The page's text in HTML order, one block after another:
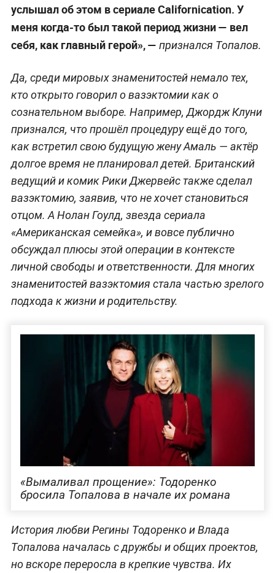
услышал об этом в сериале Californication. У
меня когда-то был такой период жизни — вел
себя, как главный герой», — признался Топалов.
Да, среди мировых знаменитостей немало тех,
кто открыто говорил о вазэктомии как о
сознательном выборе. Например, Джордж Клуни
признался, что прошёл процедуру ещё до того,
как встретил свою будущую жену Амаль — актёр
долгое время не планировал детей. Британский
ведущий и комик Рики Джервейс также сделал
вазэктомию, заявив, что не хочет становиться
отцом. А Нолан Гоулд, звезда сериала
«Американская семейка», и вовсе публично
обсуждал плюсы этой операции в контексте
личной свободы и ответственности. Для многих
знаменитостей вазэктомия стала частью зрелого
подхода к жизни и родительству.
«Вымаливал прощение»: Тодоренко
бросила Топалова в начале их романа
История любви Регины Тодоренко и Влада
Топалова началась с дружбы и общих проектов,
но вскоре переросла в крепкие чувства. Их